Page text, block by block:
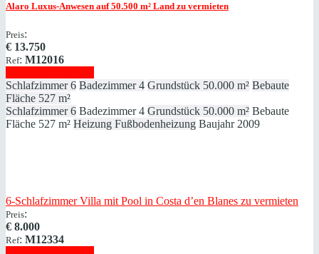
Alaro Luxus-Anwesen auf 50.500 m² Land zu vermieten
Preis:
€ 13.750
Ref: M12016
Schlafzimmer 6 Badezimmer 4 Grundstück 50.000 m² Bebaute
Fläche 527 m²
Schlafzimmer 6 Badezimmer 4 Grundstück 50.000 m² Bebaute
Fläche 527 m² Heizung Fußbodenheizung Baujahr 2009
6-Schlafzimmer Villa mit Pool in Costa d’en Blanes zu vermieten
Preis:
€ 8.000
Ref: M12334